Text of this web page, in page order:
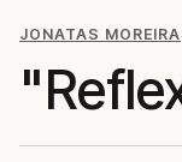
JONATAS MOREIRA